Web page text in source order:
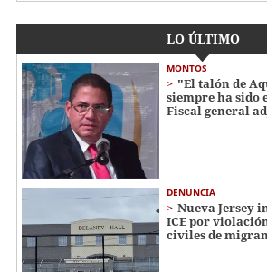
LO ÚLTIMO
MONTOS
"El talón de
siempre ha sido
Fiscal general
DENUNCIA
Nueva Jersey
ICE por
civiles de